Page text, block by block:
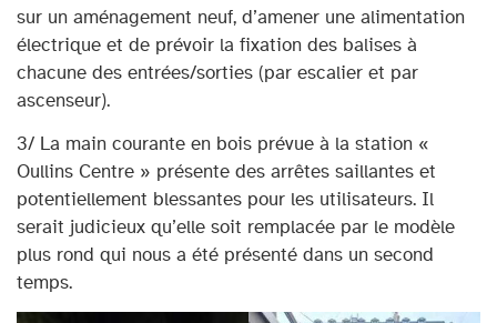
sur un aménagement neuf, d’amener une alimentation
électrique et de prévoir la fixation des balises à
chacune des entrées/sorties (par escalier et par
ascenseur).
3/ La main courante en bois prévue à la station «
Oullins Centre » présente des arrêtes saillantes et
potentiellement blessantes pour les utilisateurs. Il
serait judicieux qu’elle soit remplacée par le modèle
plus rond qui nous a été présenté dans un second
temps.